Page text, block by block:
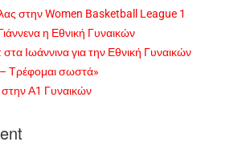
στην Women Basketball League 1
η Εθνική Γυναικών
Ιωάννινα για την Εθνική Γυναικών
Τρέφομαι σωστά»
Α1 Γυναικών